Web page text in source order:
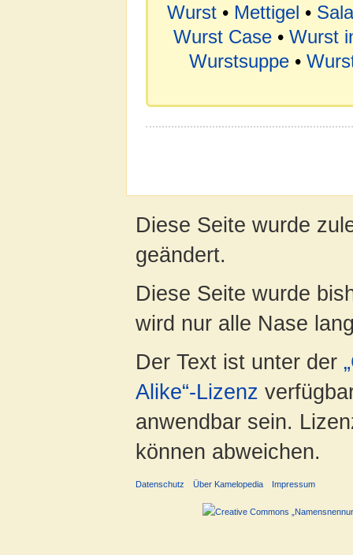
Wurst • Mettigel •
Wurst Case• Wurst
Wurstsuppe•
Diese Seite wurde
geändert.
Diese Seite wurde
wird nur alle Nase
Der Text ist unter der
Alike“-Lizenz
anwendbar sein.
können abweichen.
Datenschutz Über Kamelopedia Impressum